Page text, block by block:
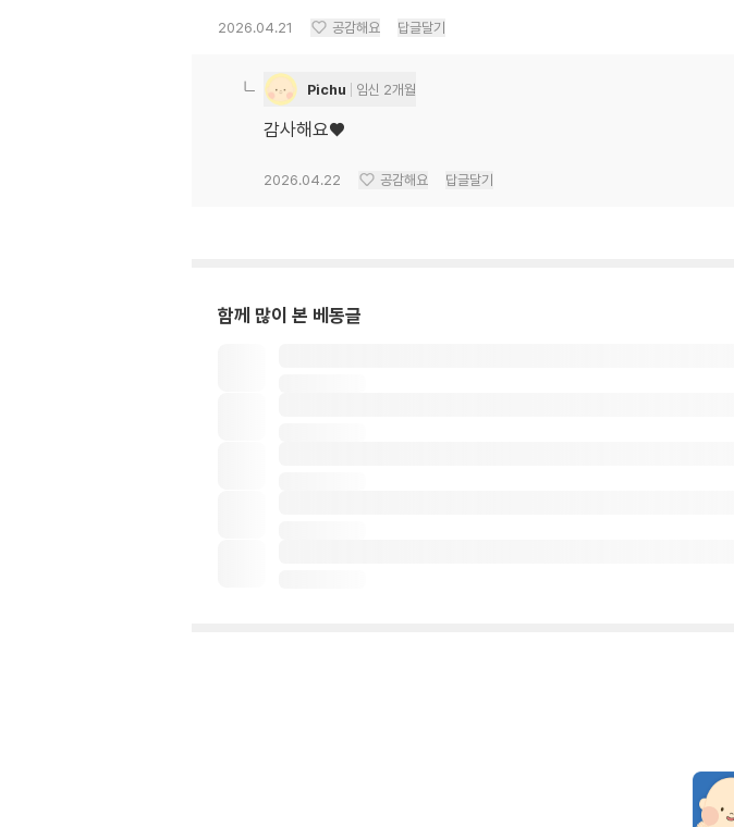
2026.04.21 공감해요 답글달기
Pichu 임신 2개월
감사해요♥️
2026.04.22 공감해요 답글달기
함께 많이 본 베동글